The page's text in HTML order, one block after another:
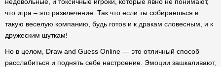
что игра – это развлечение. Так что если ты собираешься в
такую веселую компанию, будь готов и к дракам словесным, и к
дружеским шуткам!
Но в целом, Draw and Guess Online — это отличный способ
расслабиться и поднять себе настроение. Эмоции зашкаливают,